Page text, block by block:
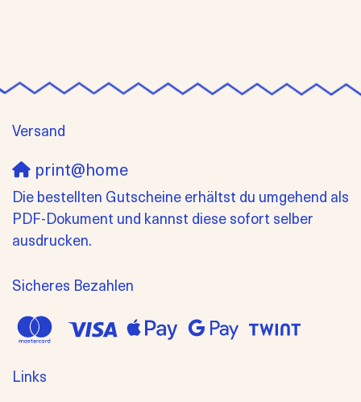
Versand
print@home
Die bestellten Gutscheine erhältst du umgehend als
PDF-Dokument und kannst diese sofort selber
ausdrucken.
Sicheres Bezahlen
Links